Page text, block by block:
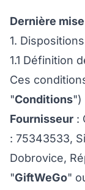
Dernière
1.
1.1 Définition
Ces
"Conditions")
Fournisseur :
: 75343533,
Dobrovice,
"GiftWeGo"